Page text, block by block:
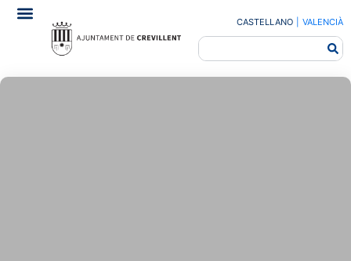
CASTELLANO VALENCIÀ